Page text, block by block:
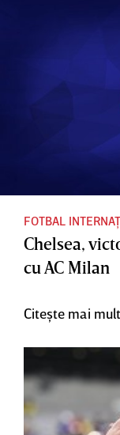
FOTBAL
Chelsea,
cu AC Milan
Citește mai mult